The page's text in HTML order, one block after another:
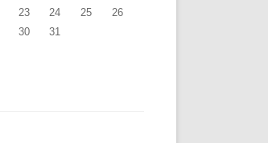
23 24 25
26
30 31